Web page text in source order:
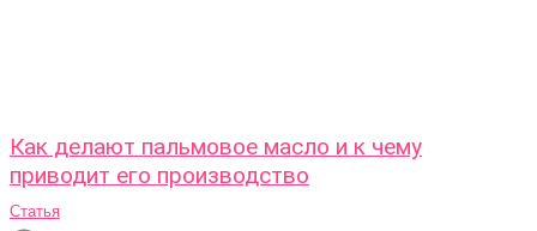
Как делают пальмовое масло и к чему
приводит его производство
Статья